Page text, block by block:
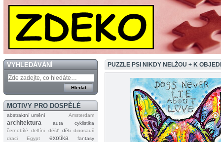
VYHLEDÁVÁNÍ
MOTIVY PRO DOSPĚLÉ
abstraktní umění Amsterdam
architektura auta
cyklistika
černobílé
delfíni déšť děti dinosauři
draci
Egypt exotika
fantasy
PUZZLE PSI NIKDY NELŽOU + K